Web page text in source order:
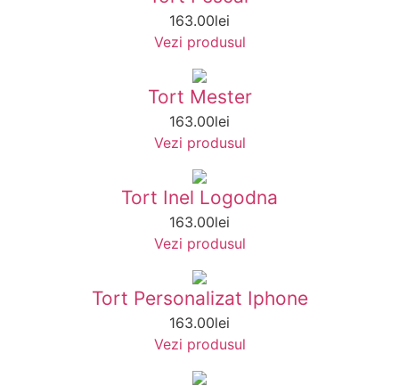
163.00lei
Vezi produsul
Tort Mester
163.00lei
Vezi produsul
Tort Inel Logodna
163.00lei
Vezi produsul
Tort Personalizat Iphone
163.00lei
Vezi produsul